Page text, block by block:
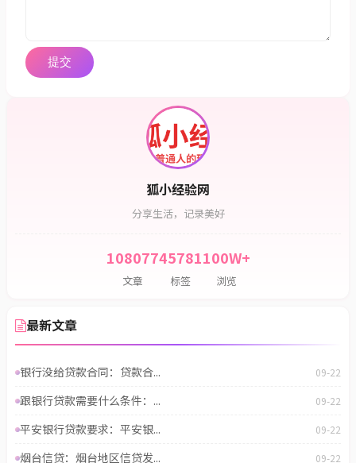
狐小经验网
分享生活，记录美好
108077
文章
45781
标签
100W+
浏览
最新文章
银行没给贷款合同：贷款合... 09-22
跟银行贷款需要什么条件：... 09-22
平安银行贷款要求：平安银... 09-22
烟台信贷：烟台地区信贷发... 09-22